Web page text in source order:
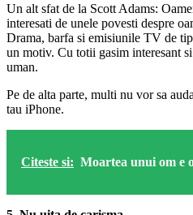
Un alt sfat de la Scott Adams:
interesati de unele povesti despre
Drama, barfa si emisiunile TV de
un motiv. Cu totii gasim interesant
uman.
Pe de alta parte, multi nu vor sa
tau iPhone.
Citeste si: Moartea unui om e